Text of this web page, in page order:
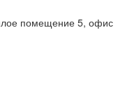
помещение 5, офис